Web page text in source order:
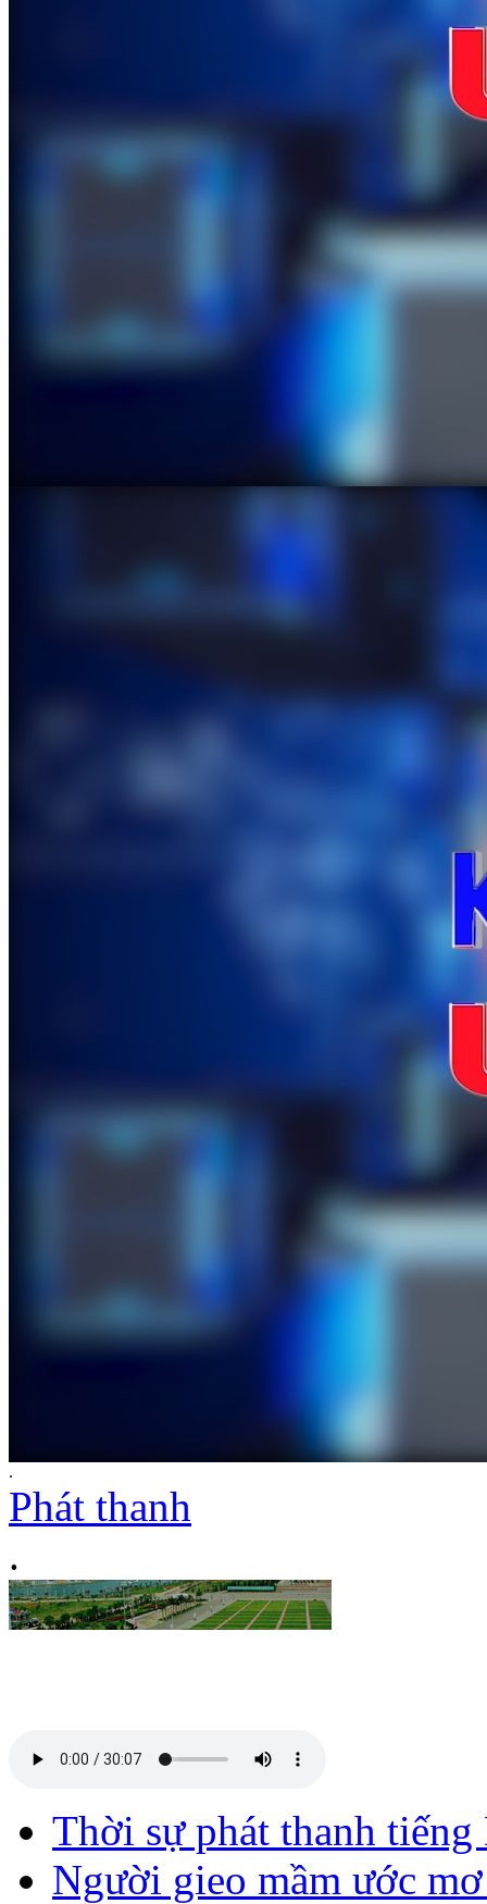
.
Phát thanh
.
Thời sự phát thanh
Người gieo mầm ước